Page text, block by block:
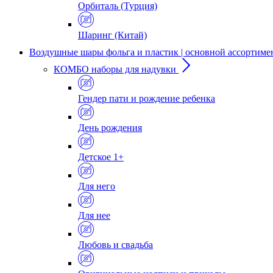
Орбиталь (Турция)
Шаринг (Китай)
Воздушные шары фольга и пластик | основной
КОМБО наборы для надувки
Гендер пати и рождение ребенка
День рождения
Детское 1+
Для него
Для нее
Любовь и свадьба